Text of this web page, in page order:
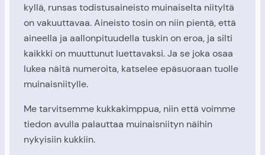
kyllä, runsas todistusaineisto muinaiselta niityltä
on vakuuttavaa. Aineisto tosin on niin pientä, että
aineella ja aallonpituudella tuskin on eroa, ja silti
kaikkki on muuttunut luettavaksi. Ja se joka osaa
lukea näitä numeroita, katselee epäsuoraan tuolle
muinaisniitylle.
Me tarvitsemme kukkakimppua, niin että voimme
tiedon avulla palauttaa muinaisniityn näihin
nykyisiin kukkiin.